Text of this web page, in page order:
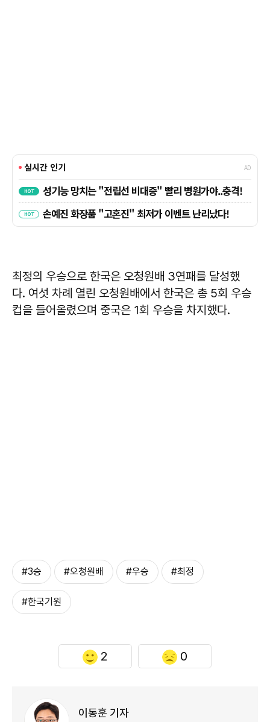
최정의 우승으로 한국은 오청원배 3연패를 달성했
다. 여섯 차례 열린 오청원배에서 한국은 총 5회 우승
컵을 들어올렸으며 중국은 1회 우승을 차지했다.
#3승 #오청원배 #우승 #최정
#한국기원
2 0
이동훈 기자